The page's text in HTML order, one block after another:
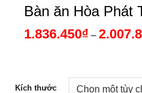
Bàn ăn Hòa Phát
1.836.450₫ –
Kích thước